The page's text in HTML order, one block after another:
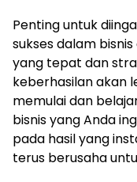
Penting untuk
sukses dalam
yang tepat dan
keberhasilan akan
memulai dan
bisnis yang Anda
pada hasil yang
terus berusaha